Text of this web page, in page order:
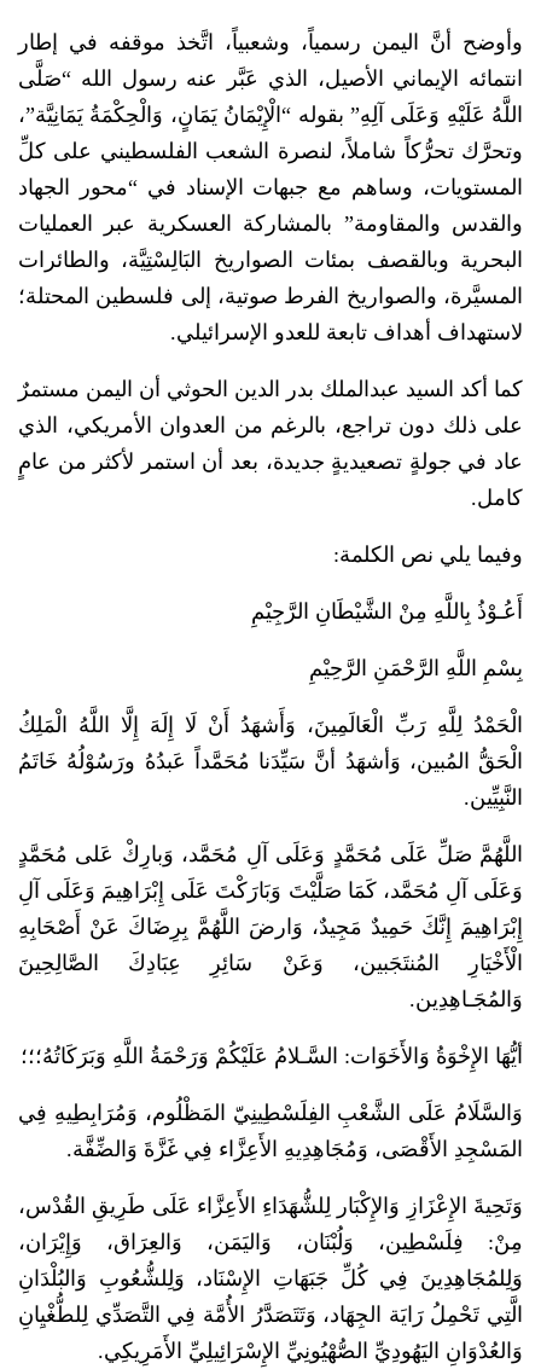
وأوضح أنَّ اليمن رسمياً، وشعبياً، اتَّخذ موقفه في إطار
انتمائه الإيماني الأصيل، الذي عَبَّر عنه رسول الله “صَلَّى
اللَّهُ عَلَيْهِ وَعَلَى آلِهِ” بقوله “الْإِيْمَانُ يَمَانٍ، وَالْحِكْمَةُ يَمَانِيَّة”،
وتحرَّك تحرُّكاً شاملاً، لنصرة الشعب الفلسطيني على كلِّ
المستويات، وساهم مع جبهات الإسناد في “محور الجهاد
والقدس والمقاومة” بالمشاركة العسكرية عبر العمليات
البحرية وبالقصف بمئات الصواريخ البَالِسْتِيَّة، والطائرات
المسيَّرة، والصواريخ الفرط صوتية، إلى فلسطين المحتلة؛
لاستهداف أهداف تابعة للعدو الإسرائيلي.
كما أكد السيد عبدالملك بدر الدين الحوثي أن اليمن مستمرٌ
على ذلك دون تراجع، بالرغم من العدوان الأمريكي، الذي
عاد في جولةٍ تصعيديةٍ جديدة، بعد أن استمر لأكثر من عامٍ
كامل.
وفيما يلي نص الكلمة:
أَعُـوْذُ بِاللَّهِ مِنْ الشَّيْطَانِ الرَّجِيْمِ
بِسْمِ اللَّهِ الرَّحْمَنِ الرَّحِيْمِ
الْحَمْدُ لِلَّهِ رَبِّ الْعَالَمِينَ، وَأَشهَدُ أَنْ لَا إِلَهَ إِلَّا اللَّهُ الْمَلِكُ
الْحَقُّ المُبين، وَأشهَدُ أنَّ سَيِّدَنا مُحَمَّداً عَبدُهُ ورَسُوْلُهُ خَاتَمُ
النَّبِيِّين.
اللَّهُمَّ صَلِّ عَلَى مُحَمَّدٍ وَعَلَى آلِ مُحَمَّد، وَبارِكْ عَلى مُحَمَّدٍ
وَعَلَى آلِ مُحَمَّد، كَمَا صَلَّيْتَ وَبَارَكْتَ عَلَى إِبْرَاهِيمَ وَعَلَى آلِ
إِبْرَاهِيمَ إِنَّكَ حَمِيدٌ مَجِيدٌ، وَارضَ اللَّهُمَّ بِرِضَاكَ عَنْ أَصْحَابِهِ
الْأَخْيَارِ المُنتَجَبين، وَعَنْ سَائِرِ عِبَادِكَ الصَّالِحِينَ
وَالمُجَـاهِدِين.
أيُّهَا الإِخْوَةُ وَالأَخَوَات: السَّـلامُ عَلَيْكُمْ وَرَحْمَةُ اللَّهِ وَبَرَكَاتُهُ؛؛؛
وَالسَّلَامُ عَلَى الشَّعْبِ الفِلَسْطِينِيّ المَظْلُوم، وَمُرَابِطِيهِ فِي
المَسْجِدِ الأَقْصَى، وَمُجَاهِدِيهِ الأَعِزَّاء فِي غَزَّةَ وَالضِّفَّة.
وَتَحِيةَ الإِعْزَازِ وَالإِكْبَار لِلشُّهَدَاءِ الأَعِزَّاء عَلَى طَرِيقِ القُدْس،
مِنْ: فِلَسْطِين، وَلُبْنَان، وَاليَمَن، وَالعِرَاق، وَإِيْرَان،
وَلِلمُجَاهِدِينَ فِي كُلِّ جَبَهَاتِ الإِسْنَاد، وَلِلشُّعُوبِ وَالبُلْدَانِ
الَّتِي تَحْمِلُ رَايَة الجِهَاد، وَتَتَصَدَّرُ الأُمَّة فِي التَّصَدِّي لِلطُّغْيِانِ
وَالعُدْوَانِ اليَهُودِيِّ الصُّهْيُونِيِّ الإِسْرَائِيلِيِّ الأَمَرِيكِي.